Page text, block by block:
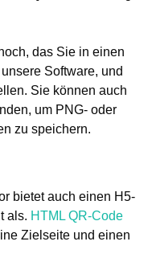
das Sie in einen
Software, und
Sie können auch
um PNG- oder
zu speichern.
bietet auch einen H5-
als. HTML QR-Code
Zielseite und einen